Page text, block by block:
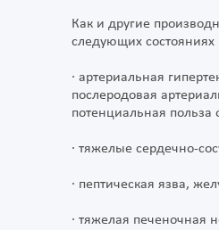
Как и другие
следующих
· артериальная
послеродовая
потенциальная
· тяжелые сердечно-
· пептическая язва,
· тяжелая печеночная